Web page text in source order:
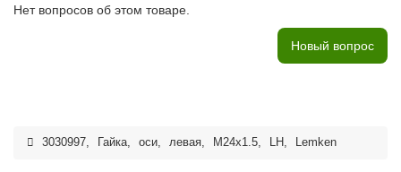
Нет вопросов об этом товаре.
Новый вопрос
3030997, Гайка, оси, левая, M24x1.5, LH , Lemken